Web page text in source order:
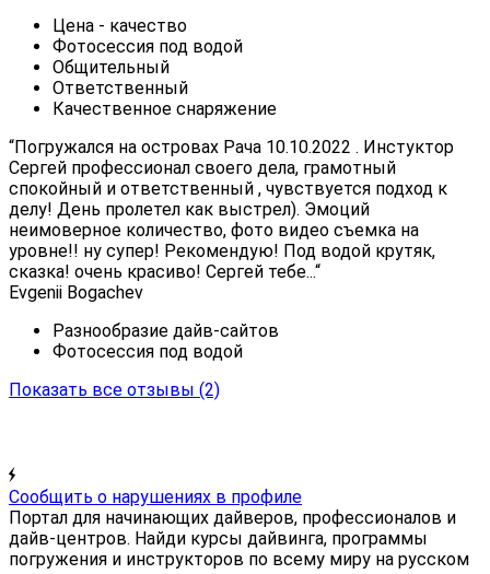
Цена - качество
Фотосессия под водой
Общительный
Ответственный
Качественное снаряжение
“Погружался на островах Рача 10.10.2022 . Инстуктор
Сергей профессионал своего дела, грамотный
спокойный и ответственный , чувствуется подход к
делу! День пролетел как выстрел). Эмоций
неимоверное количество, фото видео съемка на
уровне!! ну супер! Рекомендую! Под водой крутяк,
сказка! очень красиво! Сергей тебе...“
Evgenii Bogachev
Разнообразие дайв-сайтов
Фотосессия под водой
Показать все отзывы (2)
Сообщить о нарушениях в профиле
Портал для начинающих дайверов, профессионалов и
дайв-центров. Найди курсы дайвинга, программы
погружения и инструкторов по всему миру на русском